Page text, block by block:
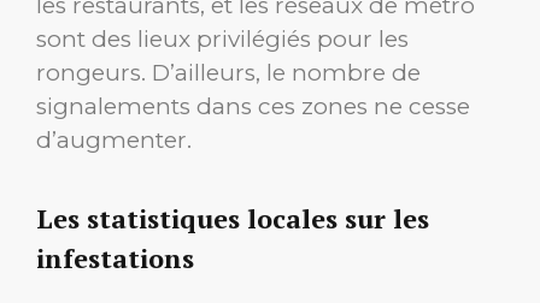
sont des lieux privilégiés pour les
rongeurs. D’ailleurs, le nombre de
signalements dans ces zones ne cesse
d’augmenter.
Les statistiques locales sur les
infestations